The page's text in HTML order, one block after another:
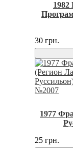
1982
30 грн.
1977
25 грн.